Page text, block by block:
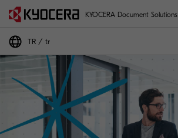
KYOCERA Document Solutions
TR tr